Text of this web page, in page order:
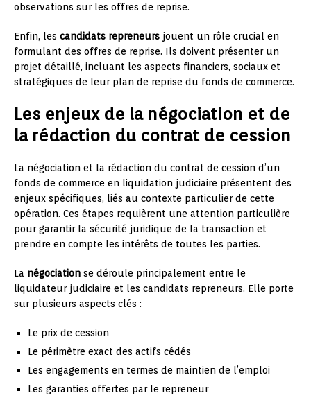
observations sur les offres de reprise.
Enfin, les candidats repreneurs jouent un rôle crucial en
formulant des offres de reprise. Ils doivent présenter un
projet détaillé, incluant les aspects financiers, sociaux et
stratégiques de leur plan de reprise du fonds de commerce.
Les enjeux de la négociation et de
la rédaction du contrat de cession
La négociation et la rédaction du contrat de cession d’un
fonds de commerce en liquidation judiciaire présentent des
enjeux spécifiques, liés au contexte particulier de cette
opération. Ces étapes requièrent une attention particulière
pour garantir la sécurité juridique de la transaction et
prendre en compte les intérêts de toutes les parties.
La négociation se déroule principalement entre le
liquidateur judiciaire et les candidats repreneurs. Elle porte
sur plusieurs aspects clés :
Le prix de cession
Le périmètre exact des actifs cédés
Les engagements en termes de maintien de l’emploi
Les garanties offertes par le repreneur